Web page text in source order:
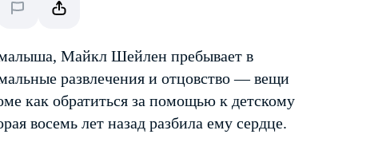
Майкл Шейлен пребывает в
развлечения и отцовство — вещи
как обратиться за помощью к детскому
восемь лет назад разбила ему сердце.